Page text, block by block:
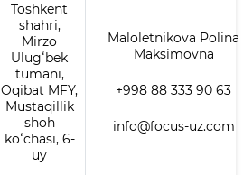
Toshkent
shahri,
Mirzo
Ulugʻbek
tumani,
Oqibat MFY,
Mustaqillik
shoh
koʻchasi, 6-
uy
Maloletnikova Polina
Maksimovna
+998 88 333 90 63
info@focus-uz.com